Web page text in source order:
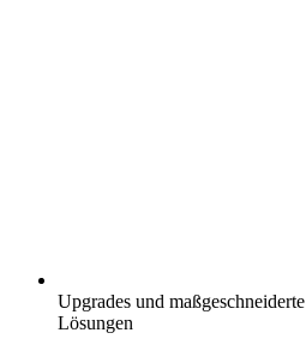
Upgrades und maßgeschneiderte
Lösungen